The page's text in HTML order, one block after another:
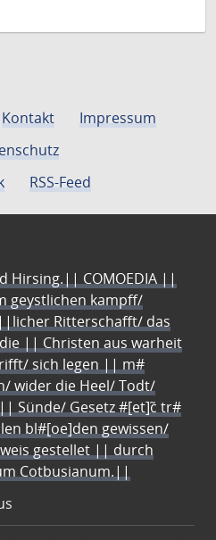
Kontakt
Impressum
RSS-Feed
Hirsing.|| COMOEDIA ||
geystlichen kampff/
Ritterschafft/ das
|| Christen aus warheit
sich legen || m#
wider die Heel/ Todt/
Sünde/ Gesetz #[et]c̃ tr#
bl#[oe]den gewissen/
gestellet || durch
Cotbusianum.||